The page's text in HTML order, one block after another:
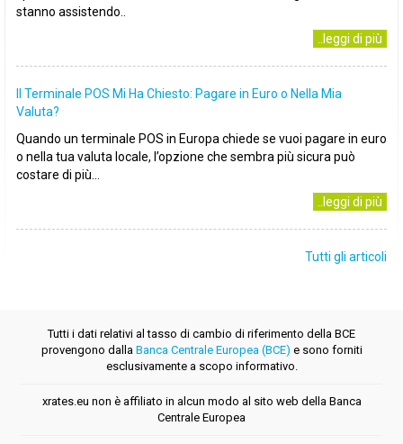
stanno assistendo..
..leggi di più
Il Terminale POS Mi Ha Chiesto: Pagare in Euro o Nella Mia
Valuta?
Quando un terminale POS in Europa chiede se vuoi pagare in euro
o nella tua valuta locale, l’opzione che sembra più sicura può
costare di più...
..leggi di più
Tutti gli articoli
Tutti i dati relativi al tasso di cambio di riferimento della BCE
provengono dalla Banca Centrale Europea (BCE) e sono forniti
esclusivamente a scopo informativo.
xrates.eu non è affiliato in alcun modo al sito web della Banca
Centrale Europea